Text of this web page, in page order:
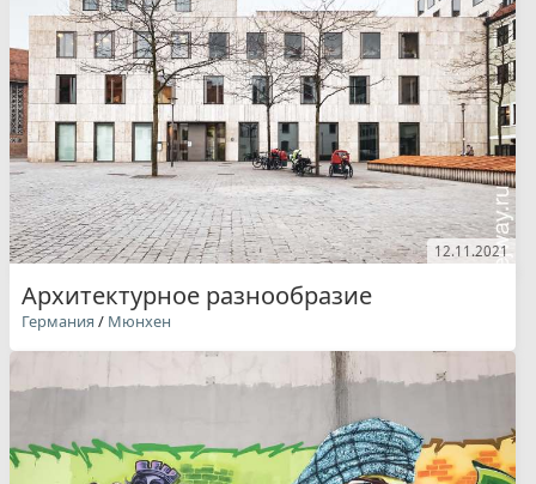
12.11.2021
Архитектурное разнообразие
Германия / Мюнхен